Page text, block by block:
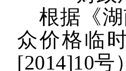
根据《
众价格临
[2014]10号